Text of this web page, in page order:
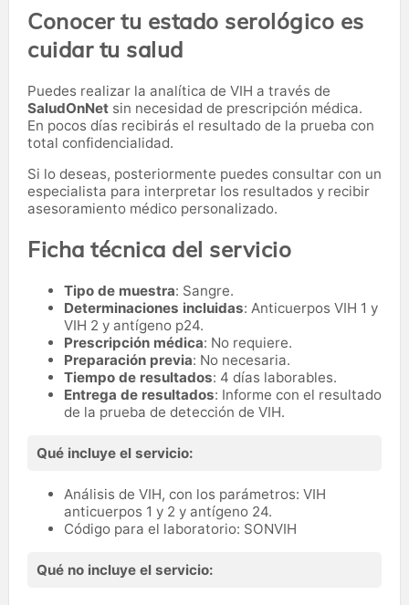
Conocer tu estado serológico es
cuidar tu salud
Puedes realizar la analítica de VIH a través de
SaludOnNet sin necesidad de prescripción médica.
En pocos días recibirás el resultado de la prueba con
total confidencialidad.
Si lo deseas, posteriormente puedes consultar con un
especialista para interpretar los resultados y recibir
asesoramiento médico personalizado.
Ficha técnica del servicio
Tipo de muestra: Sangre.
Determinaciones incluidas: Anticuerpos VIH 1 y
VIH 2 y antígeno p24.
Prescripción médica: No requiere.
Preparación previa: No necesaria.
Tiempo de resultados: 4 días laborables.
Entrega de resultados: Informe con el resultado
de la prueba de detección de VIH.
Qué incluye el servicio:
Análisis de VIH, con los parámetros: VIH
anticuerpos 1 y 2 y antígeno 24.
Código para el laboratorio: SONVIH
Qué no incluye el servicio: